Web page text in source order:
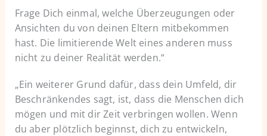
Frage Dich einmal, welche Überzeugungen oder
Ansichten du von deinen Eltern mitbekommen
hast. Die limitierende Welt eines anderen muss
nicht zu deiner Realität werden.“
„Ein weiterer Grund dafür, dass dein Umfeld, dir
Beschränkendes sagt, ist, dass die Menschen dich
mögen und mit dir Zeit verbringen wollen. Wenn
du aber plötzlich beginnst, dich zu entwickeln,